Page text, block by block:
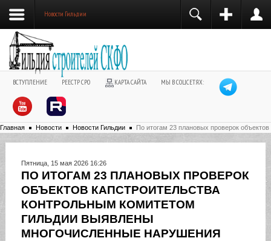
Новости Гильдии
ВСТУПЛЕНИЕ РЕЕСТР СРО КАРТА САЙТА МЫ В СОЦСЕТЯХ:
Главная Новости Новости Гильдии По итогам 23 плановых проверок
Пятница, 15 мая 2026 16:26
ПО ИТОГАМ 23 ПЛАНОВЫХ ПРОВЕРОК
ОБЪЕКТОВ КАПСТРОИТЕЛЬСТВА
КОНТРОЛЬНЫМ КОМИТЕТОМ
ГИЛЬДИИ ВЫЯВЛЕНЫ
МНОГОЧИСЛЕННЫЕ НАРУШЕНИЯ